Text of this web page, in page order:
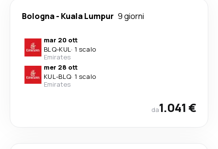
Bologna- Kuala Lumpur 9 giorni
mar 20 ott
BLQ-KUL· 1 scalo
Emirates
mer 28 ott
KUL-BLQ· 1 scalo
Emirates
da1.041 €